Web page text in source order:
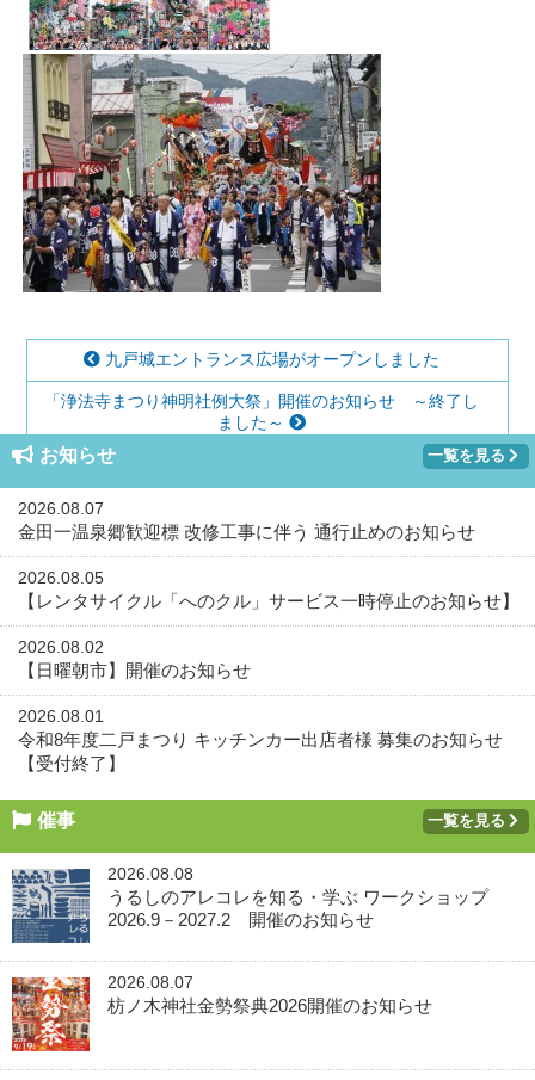
九戸城エントランス広場がオープンしました
「浄法寺まつり神明社例大祭」開催のお知らせ ～終了し
ました～
お知らせ 一覧を見る
2026.08.07
金田一温泉郷歓迎標 改修工事に伴う 通行止めのお知らせ
2026.08.05
【レンタサイクル「へのクル」サービス一時停止のお知らせ】
2026.08.02
【日曜朝市】開催のお知らせ
2026.08.01
令和8年度二戸まつり キッチンカー出店者様 募集のお知らせ
【受付終了】
催事 一覧を見る
2026.08.08
うるしのアレコレを知る・学ぶ ワークショップ
2026.9－2027.2 開催のお知らせ
2026.08.07
枋ノ木神社金勢祭典2026開催のお知らせ